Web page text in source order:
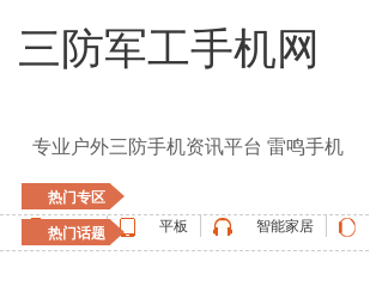
三防军工手机网
专业户外三防手机资讯平台 雷鸣手机
热门专区
手机
平板 智能家居
热门话题